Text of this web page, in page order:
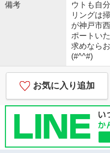
備考
ウトも自
リングは
が神戸市
ポートい
求めなら
(#^^#)
お気に入り追加